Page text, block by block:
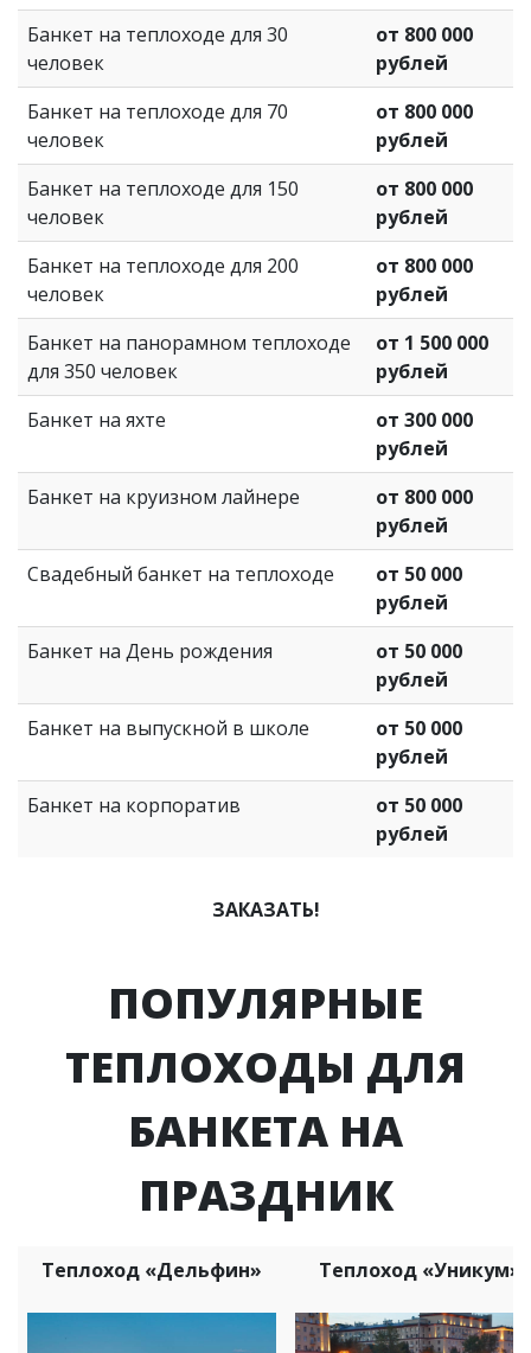
Банкет на теплоходе для 30
человек
от 800 000
рублей
Банкет на теплоходе для 70
человек
от 800 000
рублей
Банкет на теплоходе для 150
человек
от 800 000
рублей
Банкет на теплоходе для 200
человек
от 800 000
рублей
Банкет на панорамном теплоходе
для 350 человек
от 1 500 000
рублей
Банкет на яхте
от 300 000
рублей
Банкет на круизном лайнере
от 800 000
рублей
Свадебный банкет на теплоходе
от 50 000
рублей
Банкет на День рождения
от 50 000
рублей
Банкет на выпускной в школе
от 50 000
рублей
Банкет на корпоратив
от 50 000
рублей
ЗАКАЗАТЬ!
ПОПУЛЯРНЫЕ
ТЕПЛОХОДЫ ДЛЯ
БАНКЕТА НА
ПРАЗДНИК
Теплоход «Дельфин» Теплоход «Уникум»